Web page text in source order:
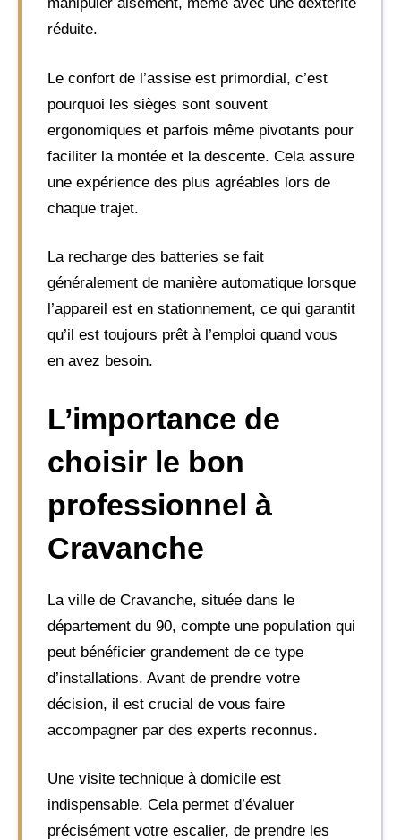
réduite.
Le confort de l’assise est primordial, c’est
pourquoi les sièges sont souvent
ergonomiques et parfois même pivotants pour
faciliter la montée et la descente. Cela assure
une expérience des plus agréables lors de
chaque trajet.
La recharge des batteries se fait
généralement de manière automatique lorsque
l’appareil est en stationnement, ce qui garantit
qu’il est toujours prêt à l’emploi quand vous
en avez besoin.
L’importance de
choisir le bon
professionnel à
Cravanche
La ville de Cravanche, située dans le
département du 90, compte une population qui
peut bénéficier grandement de ce type
d’installations. Avant de prendre votre
décision, il est crucial de vous faire
accompagner par des experts reconnus.
Une visite technique à domicile est
indispensable. Cela permet d’évaluer
précisément votre escalier, de prendre les